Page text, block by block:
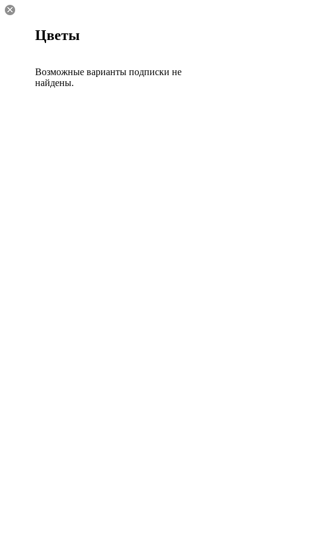
Цветы
Возможные варианты подписки не
найдены.